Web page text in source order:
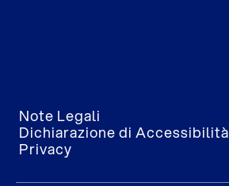
Note Legali
Dichiarazione di Accessibilità
Privacy